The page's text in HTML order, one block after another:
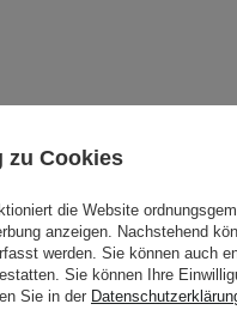
verwenden Sie
von Kindern
zu Cookies
die Website
anzeigen. Nachstehend
werden. Sie können auch
Sie können Ihre
Sie in der